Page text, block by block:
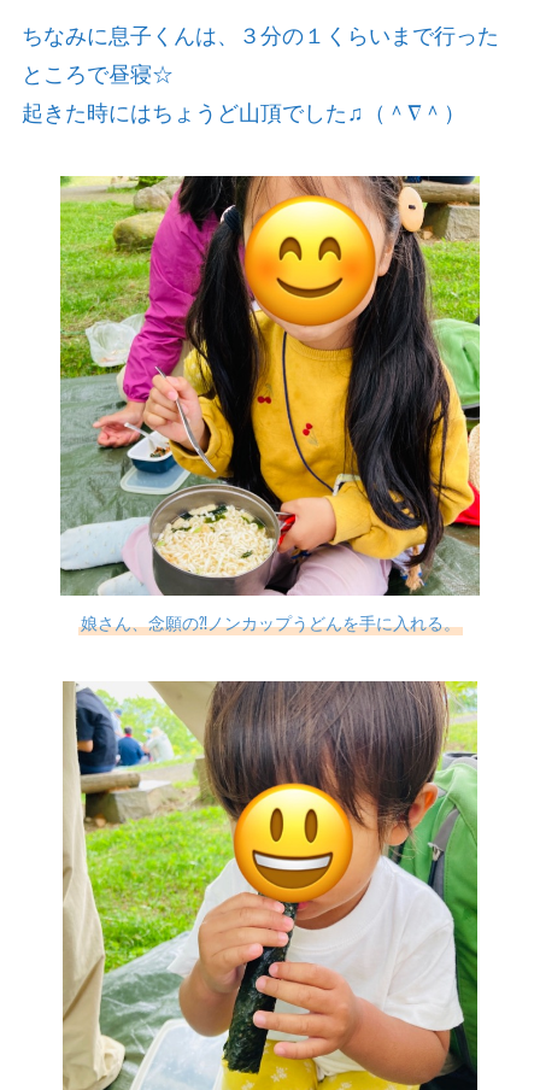
ちなみに息子くんは、３分の１くらいまで行った
ところで昼寝☆
起きた時にはちょうど山頂でした♫（＾∇＾）
娘さん、念願の⁈ノンカップうどんを手に入れる。